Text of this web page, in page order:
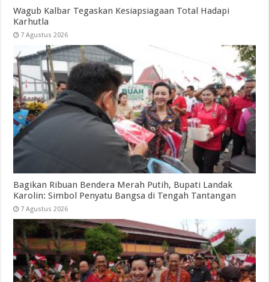
Wagub Kalbar Tegaskan Kesiapsiagaan Total Hadapi
Karhutla
7 Agustus 2026
Bagikan Ribuan Bendera Merah Putih, Bupati Landak
Karolin: Simbol Penyatu Bangsa di Tengah Tantangan
7 Agustus 2026